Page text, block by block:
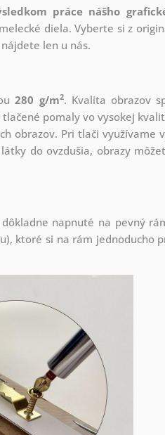
práce nášho
diela. Vyberte si z
len u nás.
280 g/m2. Kvalita obrazov
pomaly vo vysokej
obrazov. Pri tlači využívame
do ovzdušia, obrazy
napnuté na pevný
ktoré si na rám jednoducho